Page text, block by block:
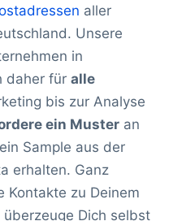
aller
Unsere
in
daher für alle
bis zur Analyse
ein Musteran
Sample aus der
erhalten. Ganz
Kontakte zu Deinem
Dich selbst